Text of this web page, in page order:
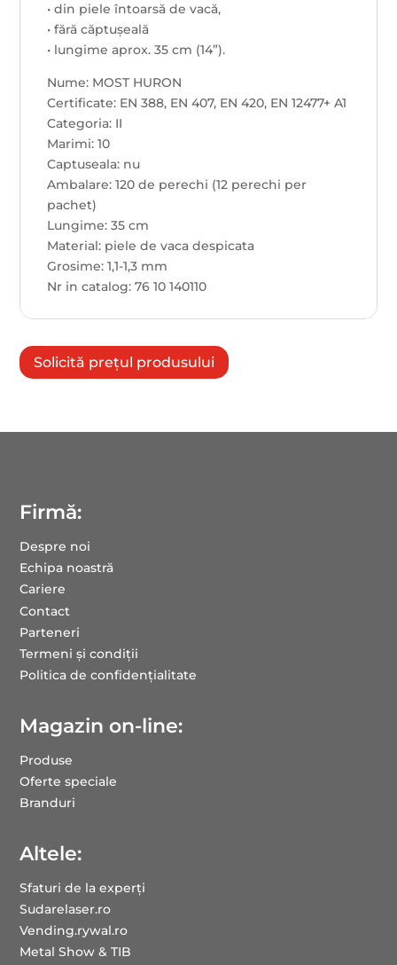
• din piele întoarsă de vacă,
• fără căptușeală
• lungime aprox. 35 cm (14”).
Nume: MOST HURON
Certificate: EN 388, EN 407, EN 420, EN 12477+ A1
Categoria: II
Marimi: 10
Captuseala: nu
Ambalare: 120 de perechi (12 perechi per
pachet)
Lungime: 35 cm
Material: piele de vaca despicata
Grosime: 1,1-1,3 mm
Nr in catalog: 76 10 140110
Solicită prețul produsului
Firmă:
Despre noi
Echipa noastră
Cariere
Contact
Parteneri
Termeni și condiții
Politica de confidențialitate
Magazin on-line:
Produse
Oferte speciale
Branduri
Altele:
Sfaturi de la experți
Sudarelaser.ro
Vending.rywal.ro
Metal Show & TIB